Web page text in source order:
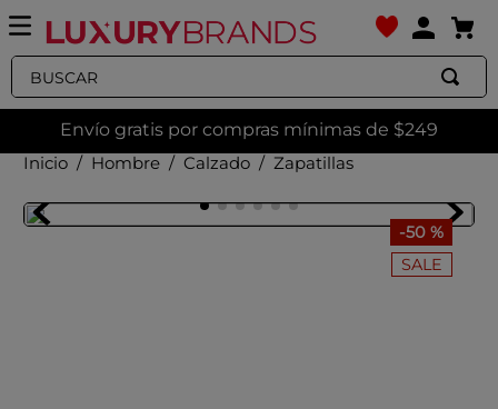
Buscar
Envío gratis por compras mínimas de $249
Hombre
Calzado Zapatillas
-50 %
SALE